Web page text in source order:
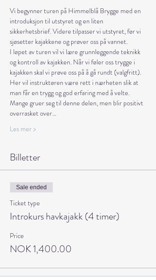
Vi begynner turen på Himmelblå Brygge med en
introduksjon til utstyret og en liten
sikkerhetsbrief. Videre tilpasser vi utstyret, før vi
sjøsetter kajakkene og prøver oss på vannet.
I løpet av turen vil vi lære grunnleggende teknikk
og kontroll av kajakken. Når vi føler oss trygge i
kajakken skal vi prøve oss på å gå rundt (valgfritt).
Her vil instruktøren være rett i nærheten slik at
man får en trygg og god erfaring med å velte.
Mange gruer seg til denne delen, men blir positivt
overrasket over…
Les mer >
Billetter
Sale ended
Ticket type
Introkurs havkajakk (4 timer)
Price
NOK 1,400.00